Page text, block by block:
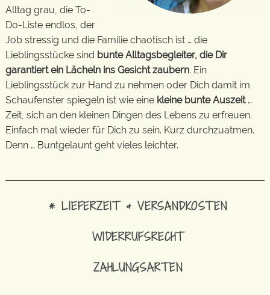
Alltag grau, die To-
Do-Liste endlos, der
Job stressig und die Familie chaotisch ist … die
Lieblingsstücke sind bunte Alltagsbegleiter, die Dir
garantiert ein Lächeln ins Gesicht zaubern. Ein
Lieblingsstück zur Hand zu nehmen oder Dich damit im
Schaufenster spiegeln ist wie eine kleine bunte Auszeit…
Zeit, sich an den kleinen Dingen des Lebens zu erfreuen.
Einfach mal wieder für Dich zu sein. Kurz durchzuatmen.
Denn … Buntgelaunt geht vieles leichter.
* LIEFERZEIT & VERSANDKOSTEN
WIDERRUFSRECHT
ZAHLUNGSARTEN